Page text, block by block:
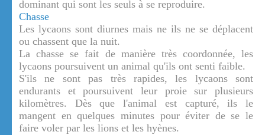
dominant qui sont les seuls à se reproduire.
Chasse
Les lycaons sont diurnes mais ne ils ne se déplacent
ou chassent que la nuit.
La chasse se fait de manière très coordonnée, les
lycaons poursuivent un animal qu'ils ont senti faible.
S'ils ne sont pas très rapides, les lycaons sont
endurants et poursuivent leur proie sur plusieurs
kilomètres. Dès que l'animal est capturé, ils le
mangent en quelques minutes pour éviter de se le
faire voler par les lions et les hyènes.